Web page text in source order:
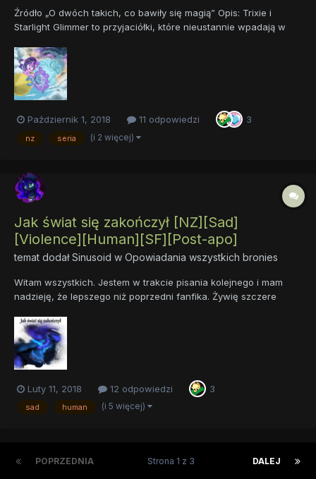
Źródło „O dwóch takich, co bawiły się magią” Opis: Trixie i
Starlight Glimmer to przyjaciółki, które nieustannie wpadają w
ją wyciągać… Sprawdźcie, na jakie pomysły wpada Wielka i
Potężna Trixie i jak się t...
Październik 1, 2018 11 odpowiedzi 3
nz seria (i 2 więcej)
Jak świat się zakończył [NZ][Sad]
[Violence][Human][SF][Post-apo]
temat dodałSinusoid w Opowiadania wszystkich bronies
Witam wszystkich. Jestem w trakcie pisania kolejnego i mam
nadzieję, że lepszego niż poprzedni fanfika. Żywię szczere
osobie kryjącej się pod nickiem "Matrix Growy", za to, że
wprowadza korekty w tekście. P...
Luty 11, 2018 12 odpowiedzi 3
sad human (i 5 więcej)
POPRZEDNIA DALEJ
Strona 1 z 3